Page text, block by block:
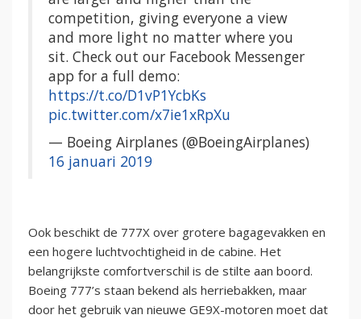
competition, giving everyone a view
and more light no matter where you
sit. Check out our Facebook Messenger
app for a full demo:
https://t.co/D1vP1YcbKs
pic.twitter.com/x7ie1xRpXu
— Boeing Airplanes (@BoeingAirplanes)
16 januari 2019
Ook beschikt de 777X over grotere bagagevakken en
een hogere luchtvochtigheid in de cabine. Het
belangrijkste comfortverschil is de stilte aan boord.
Boeing 777’s staan bekend als herriebakken, maar
door het gebruik van nieuwe GE9X-motoren moet dat